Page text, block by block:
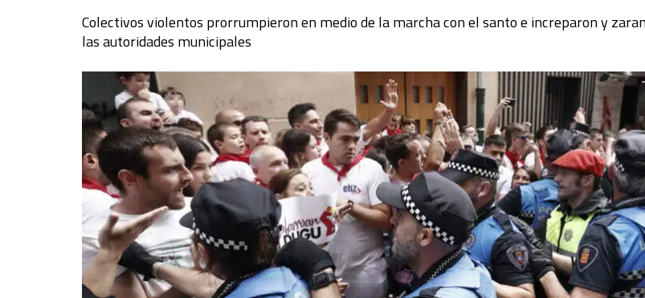
Colectivos violentos prorrumpieron en medio de la marcha con el santo e increparon y
las autoridades municipales